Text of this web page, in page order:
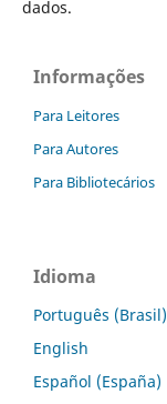
dados.
Informações
Para Leitores
Para Autores
Para Bibliotecários
Idioma
Português (Brasil)
English
Español (España)